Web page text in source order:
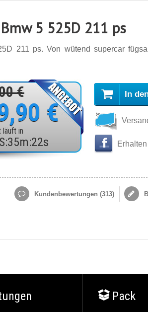
5 525D 211 ps
211 ps. Von wütend supercar
€
€
läuft in
S:35m:20s
In
Kundenbewertungen (313)
Pack